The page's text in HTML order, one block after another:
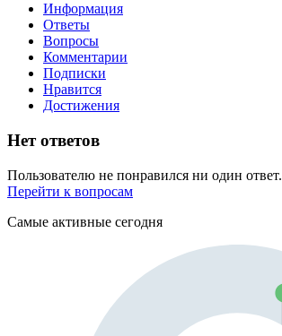
Информация
Ответы
Вопросы
Комментарии
Подписки
Нравится
Достижения
Нет ответов
Пользователю не понравился ни один ответ.
Перейти к вопросам
Самые активные сегодня